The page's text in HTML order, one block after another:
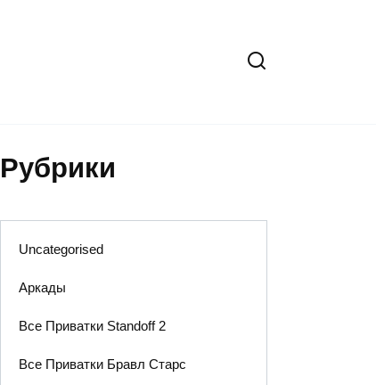
Рубрики
Uncategorised
Аркады
Все Приватки Standoff 2
Все Приватки Бравл Старс